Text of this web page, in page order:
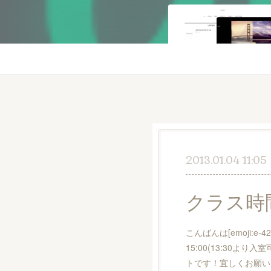
2013.01.04 11:05
クラス
こんばんは[emoji:e-
15:00(13:30より入室
トです！宜しくお願